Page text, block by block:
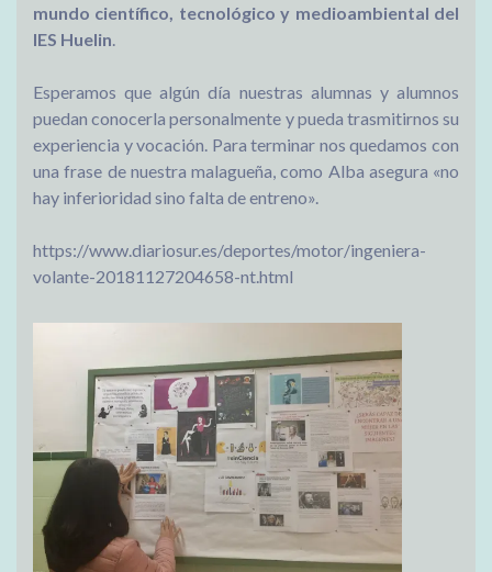
mundo científico, tecnológico y medioambiental del
IES Huelin.
Esperamos que algún día nuestras alumnas y alumnos
puedan conocerla personalmente y pueda trasmitirnos su
experiencia y vocación. Para terminar nos quedamos con
una frase de nuestra malagueña, como Alba asegura «no
hay inferioridad sino falta de entreno».
https://www.diariosur.es/deportes/motor/ingeniera-
volante-20181127204658-nt.html